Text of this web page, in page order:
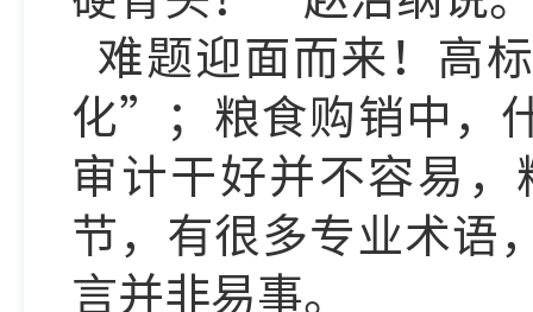
难题迎面而来！高
化”；粮食购销中
审计干好并不容易
节，有很多专业术语
言并非易事。